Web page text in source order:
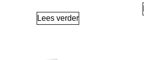
Lees verder